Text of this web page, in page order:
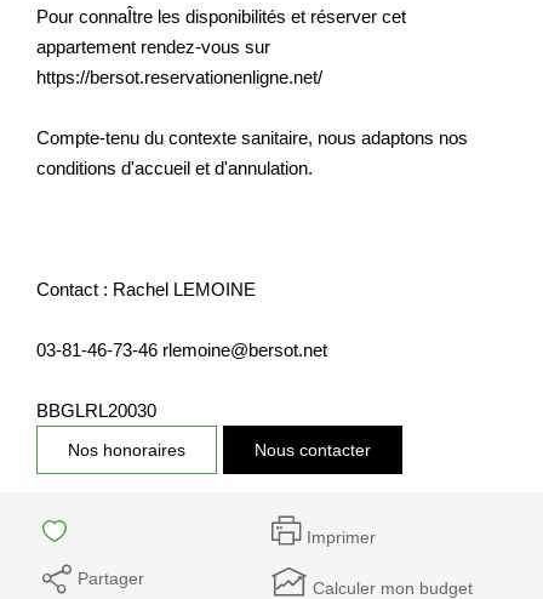
Pour connaÎtre les disponibilités et réserver cet
appartement rendez-vous sur
https://bersot.reservationenligne.net/
Compte-tenu du contexte sanitaire, nous adaptons nos
conditions d'accueil et d'annulation.
Contact : Rachel LEMOINE
03-81-46-73-46 rlemoine@bersot.net
BBGLRL20030
Nos honoraires Nous contacter
Imprimer
Partager Calculer mon budget